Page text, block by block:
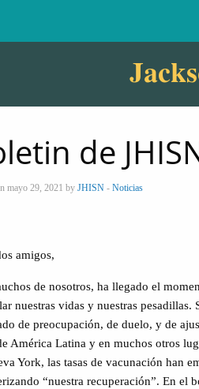
de
mayo 29, 2021 by JHISN - Noticias
amigos,
de nosotros, ha llegado el
nuestras vidas y nuestras
de preocupación, de duelo, y de
América Latina y en muchos otros
York, las tasas de vacunación han
“nuestra recuperación”. En el